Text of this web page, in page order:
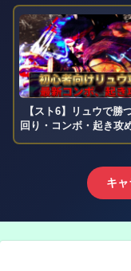
ター6 ヤスミン攻
【スト6】リュウで勝
回り・コンボ・起き攻
ー到達のため完全ガイ
キ